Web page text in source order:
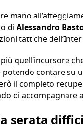
mano
di Alessandro
tattiche
quell’incursore
contare su
il completo
di accompagnare
serata